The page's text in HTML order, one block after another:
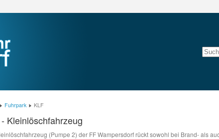
Fuhrpark KLF
Kleinlöschfahrzeug
(Pumpe 2) der FF Wampersdorf rückt sowohl bei Brand- als